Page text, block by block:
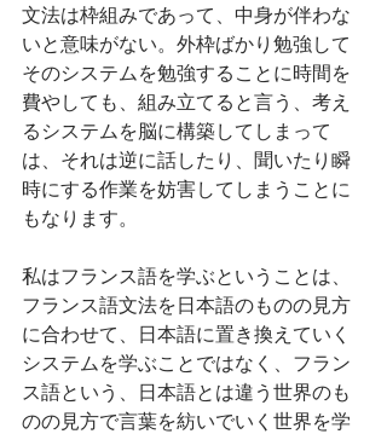
文法は枠組みであって、中身が伴わな
いと意味がない。外枠ばかり勉強して
そのシステムを勉強することに時間を
費やしても、組み立てると言う、考え
るシステムを脳に構築してしまって
は、それは逆に話したり、聞いたり瞬
時にする作業を妨害してしまうことに
もなります。
私はフランス語を学ぶということは、
フランス語文法を日本語のものの見方
に合わせて、日本語に置き換えていく
システムを学ぶことではなく、フラン
ス語という、日本語とは違う世界のも
のの見方で言葉を紡いでいく世界を学